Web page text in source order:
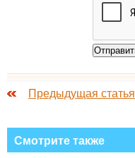
Предыдущая статья
Смотрите также